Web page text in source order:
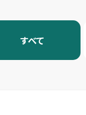
すべて